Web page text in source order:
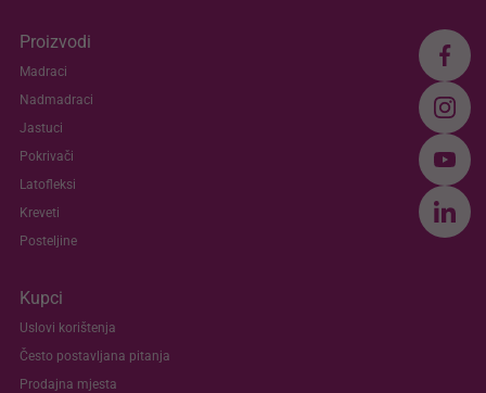
Proizvodi
Madraci
Nadmadraci
Jastuci
Pokrivači
Latofleksi
Kreveti
Posteljine
Kupci
Uslovi korištenja
Često postavljana pitanja
Prodajna mjesta